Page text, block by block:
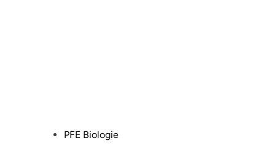
PostedPFE Biologie